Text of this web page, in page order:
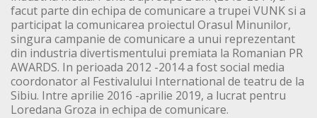
facut parte din echipa de comunicare a trupei VUNK si a
participat la comunicarea proiectul Orasul Minunilor,
singura campanie de comunicare a unui reprezentant
din industria divertismentului premiata la Romanian PR
AWARDS. In perioada 2012 -2014 a fost social media
coordonator al Festivalului International de teatru de la
Sibiu. Intre aprilie 2016 -aprilie 2019, a lucrat pentru
Loredana Groza in echipa de comunicare.